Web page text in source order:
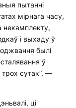
пытанні
мірнага часу,
некамплекту,
і выхаду ў
былі
ў
трох сутак”, —
ці